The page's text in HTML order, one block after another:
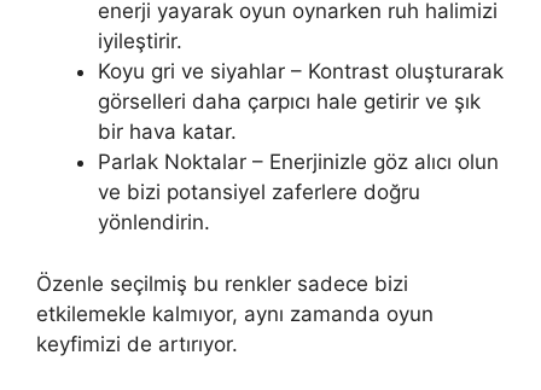
enerji yayarak oyun oynarken ruh halimizi
iyileştirir.
Koyu gri ve siyahlar – Kontrast oluşturarak
görselleri daha çarpıcı hale getirir ve şık
bir hava katar.
Parlak Noktalar – Enerjinizle göz alıcı olun
ve bizi potansiyel zaferlere doğru
yönlendirin.
Özenle seçilmiş bu renkler sadece bizi
etkilemekle kalmıyor, aynı zamanda oyun
keyfimizi de artırıyor.